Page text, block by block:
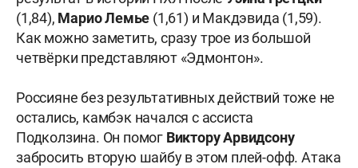
(1,84), Марио Лемье (1,61) и Макдэвида (1,59).
Как можно заметить, сразу трое из большой
четвёрки представляют «Эдмонтон».
Россияне без результативных действий тоже не
остались, камбэк начался с ассиста
Подколзина. Он помог Виктору Арвидсону
забросить вторую шайбу в этом плей-офф. Атака